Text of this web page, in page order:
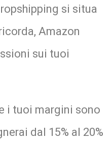
si situa
Amazon
sui tuoi
i tuoi margini sono
dal 15% al 20%